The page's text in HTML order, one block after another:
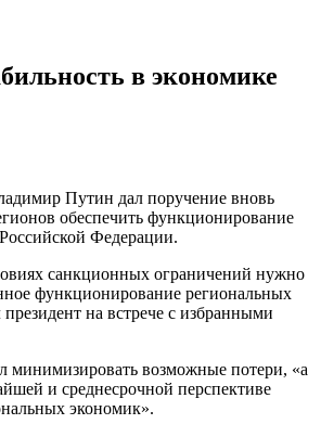
в экономике
Путин дал поручение вновь
обеспечить функционирование
Федерации.
санкционных ограничений нужно
функционирование региональных
на встрече с избранными
минимизировать возможные потери, «а
и среднесрочной перспективе
экономик».